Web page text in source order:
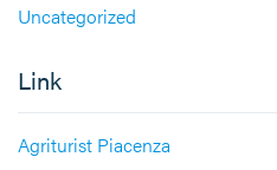
Uncategorized
Link
Agriturist Piacenza